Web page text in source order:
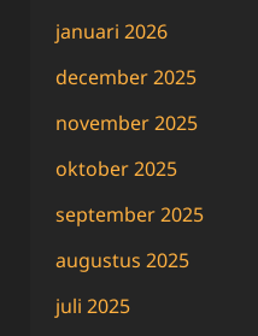
januari 2026
december 2025
november 2025
oktober 2025
september 2025
augustus 2025
juli 2025